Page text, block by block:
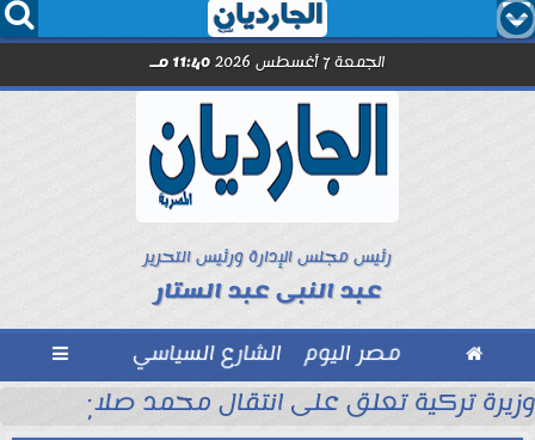
  
الجمعة 7 أغسطس 2026 11:40 مـ
رئيس مجلس الإدارة ورئيس التحرير
عبد النبى عبد الستار
 مصر اليوم الشارع السياسي 
الرئيس التشادي
وزيرة تركية تعلق على انتقال محمد صلاح إلى